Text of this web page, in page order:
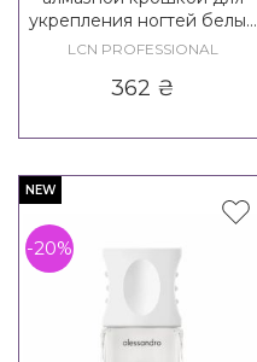
укрепления ногтей белый
LCN Diamond Base Nail
LCN PROFESSIONAL
362 ₴
NEW
-20%